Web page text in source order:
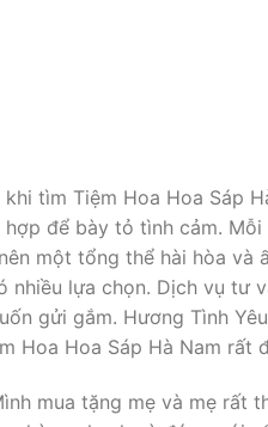
tìm Tiệm Hoa Hoa Sáp
để bày tỏ tình cảm.
một tổng thể hài hòa và
lựa chọn. Dịch vụ tư
gửi gắm. Hương Tình
Hoa Hoa Sáp Hà Nam rất
mua tặng mẹ và mẹ rất